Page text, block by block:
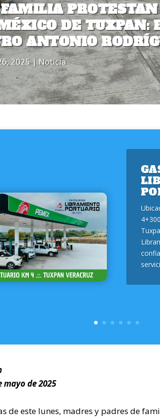
DE TUXPAN:
ANTONIO
2025|Noticia
mayo de 2025
de este lunes, madres y padres de